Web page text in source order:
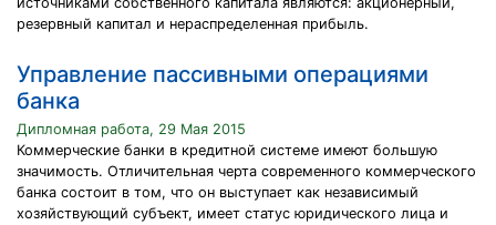
резервный капитал и нераспределенная прибыль.
Управление пассивными операциями
банка
Дипломная работа, 29 Мая 2015
Коммерческие банки в кредитной системе имеют большую
значимость. Отличительная черта современного коммерческого
банка состоит в том, что он выступает как независимый
хозяйствующий субъект, имеет статус юридического лица и